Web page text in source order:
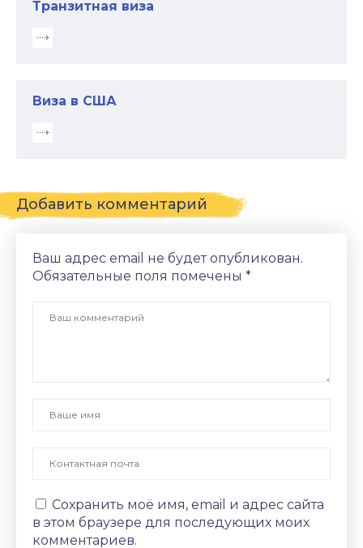
Транзитная виза
Виза в США
Добавить комментарий
Ваш адрес email не будет опубликован.
Обязательные поля помечены *
Сохранить моё имя, email и адрес сайта
в этом браузере для последующих моих
комментариев.